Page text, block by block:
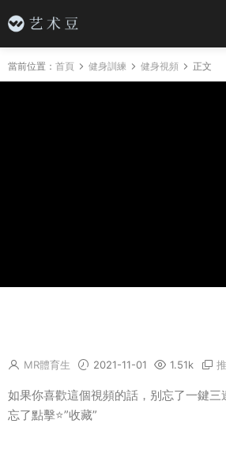
當前位置： 首頁 健身訓練 健身視頻 正文
MR體育生 2021-11-01 1.51k
如果你喜歡這個視頻的話，别忘了一鍵三
忘了點擊⭐”收藏”